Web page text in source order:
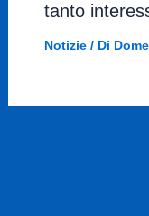
tanto
Notizie/ Di